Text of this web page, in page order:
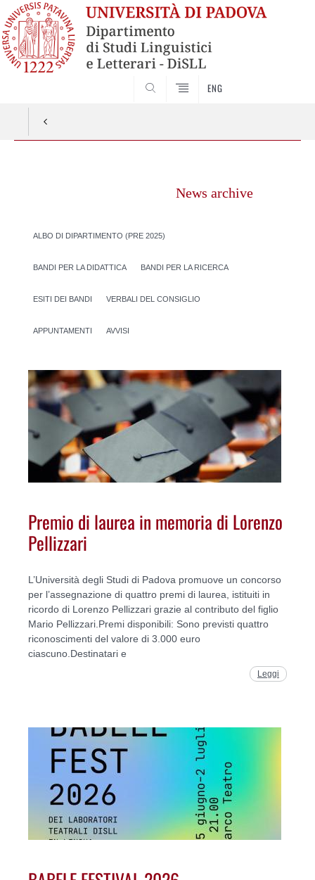
ENG
News archive
ALBO DI DIPARTIMENTO (PRE 2025)
BANDI PER LA DIDATTICA BANDI PER LA RICERCA
ESITI DEI BANDI VERBALI DEL CONSIGLIO
APPUNTAMENTI AVVISI
Premio di laurea in memoria di Lorenzo
Pellizzari
L’Università degli Studi di Padova promuove un concorso
per l’assegnazione di quattro premi di laurea, istituiti in
ricordo di Lorenzo Pellizzari grazie al contributo del figlio
Mario Pellizzari.Premi disponibili: Sono previsti quattro
riconoscimenti del valore di 3.000 euro
ciascuno.Destinatari e
Leggi